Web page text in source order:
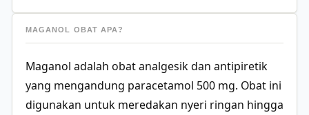
MAGANOL OBAT APA?
Maganol adalah obat analgesik dan antipiretik
yang mengandung paracetamol 500 mg. Obat ini
digunakan untuk meredakan nyeri ringan hingga